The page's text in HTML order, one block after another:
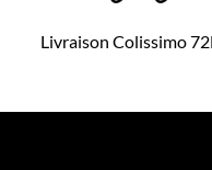
Livraison Colissimo